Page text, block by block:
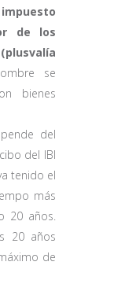
de los
se
bienes
del
del IBI
tenido el
más
20 años.
20 años
de